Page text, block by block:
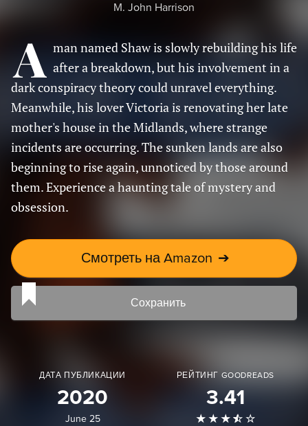
M. John Harrison
A man named Shaw is slowly rebuilding his life
after a breakdown, but his involvement in a
dark conspiracy theory could unravel everything.
Meanwhile, his lover Victoria is renovating her late
mother's house in the Midlands, where strange
incidents are occurring. The sunken lands are also
beginning to rise again, unnoticed by those around
them. Experience a haunting tale of mystery and
obsession.
Смотреть на Amazon ➔
Сохранить
ДАТА ПУБЛИКАЦИИ
2020
June 25
РЕЙТИНГ GOODREADS
3.41